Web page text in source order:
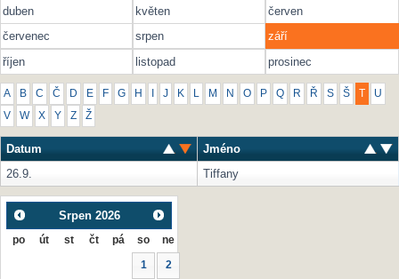
duben
květen
červen
červenec
srpen
září
říjen
listopad prosinec
A B C Č D E F G H J K L M N O P Q R Ř S Š U
V W X Y Z Ž
Datum
Jméno
26.9.
Tiffany
Srpen 2026
po út st čt pá so ne
1 2